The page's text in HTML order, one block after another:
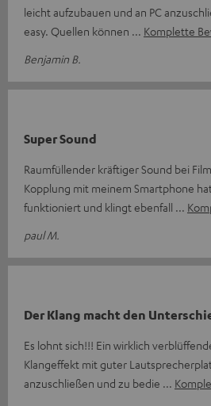
leicht aufzubauen und an PC
easy. Quellen können
Komplette
Benjamin B.
Super Sound
Raumfüllender kräftiger Sound bei
Kopplung mit meinem Smartphone
funktioniert und klingt ebenfall
paul M.
Der Klang macht den
Es lohnt sich!!! Ein wirklich
Klangeffekt mit guter
anzuschließen und zu bedie